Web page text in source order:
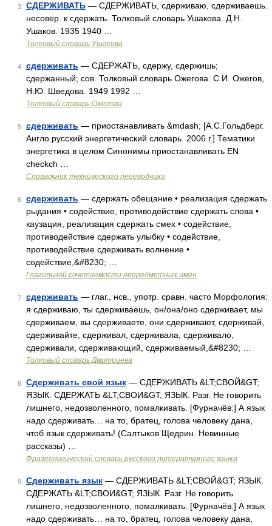
3 СДЕРЖИВАТЬ — СДЕРЖИВАТЬ, сдерживаю, сдерживаешь.
несовер. к сдержать. Толковый словарь Ушакова. Д.Н.
Ушаков. 1935 1940 …
Толковый словарь Ушакова
4 сдерживать — СДЕРЖАТЬ, сдержу, сдержишь;
сдержанный; сов. Толковый словарь Ожегова. С.И. Ожегов,
Н.Ю. Шведова. 1949 1992 …
Толковый словарь Ожегова
5 сдерживать — приостанавливать &mdash; [А.С.Гольдберг.
Англо русский энергетический словарь. 2006 г.] Тематики
энергетика в целом Синонимы приостанавливать EN
checkch …
Справочник технического переводчика
6 сдерживать — сдержать обещание • реализация сдержать
рыдания • содействие, противодействие сдержать слова •
каузация, реализация сдержать смех • содействие,
противодействие сдержать улыбку • содействие,
противодействие сдерживать волнение •
содействие,&#8230; …
Глагольной сочетаемости непредметных имён
7 сдерживать — глаг., нсв., употр. сравн. часто Морфология:
я сдерживаю, ты сдерживаешь, он/она/оно сдерживает, мы
сдерживаем, вы сдерживаете, они сдерживают, сдерживай,
сдерживайте, сдерживал, сдерживала, сдерживало,
сдерживали, сдерживающий, сдерживаемый,&#8230; …
Толковый словарь Дмитриева
8 Сдерживать свой язык — СДЕРЖИВАТЬ &LT;СВОЙ&GT;
ЯЗЫК. СДЕРЖАТЬ &LT;СВОИ&GT; ЯЗЫК. Разг. Не говорить
лишнего, недозволенного, помалкивать. [Фурначёв:] А язык
надо сдерживать… на то, братец, голова человеку дана,
чтоб язык сдерживать! (Салтыков Щедрин. Невинные
рассказы) …
Фразеологический словарь русского литературного языка
9 Сдерживать язык — СДЕРЖИВАТЬ &LT;СВОЙ&GT; ЯЗЫК.
СДЕРЖАТЬ &LT;СВОИ&GT; ЯЗЫК. Разг. Не говорить
лишнего, недозволенного, помалкивать. [Фурначёв:] А язык
надо сдерживать… на то, братец, голова человеку дана,